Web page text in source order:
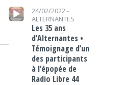
Lecteur audio
24/02/2022 -
ALTERNANTES
Les 35 ans
d’Alternantes •
Témoignage d’un
des participants
à l’épopée de
Radio Libre 44